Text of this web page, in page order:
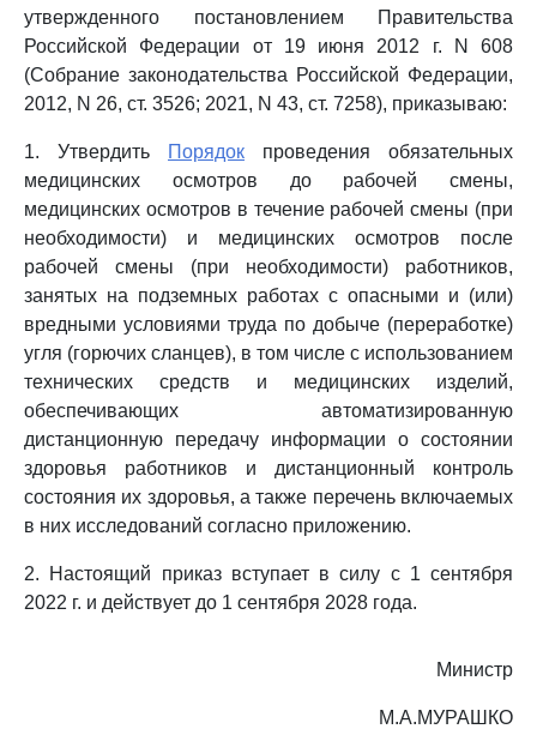
утвержденного постановлением Правительства
Российской Федерации от 19 июня 2012 г. N 608
(Собрание законодательства Российской Федерации,
2012, N 26, ст. 3526; 2021, N 43, ст. 7258), приказываю:
1. Утвердить Порядок проведения обязательных
медицинских осмотров до рабочей смены,
медицинских осмотров в течение рабочей смены (при
необходимости) и медицинских осмотров после
рабочей смены (при необходимости) работников,
занятых на подземных работах с опасными и (или)
вредными условиями труда по добыче (переработке)
угля (горючих сланцев), в том числе с использованием
технических средств и медицинских изделий,
обеспечивающих автоматизированную
дистанционную передачу информации о состоянии
здоровья работников и дистанционный контроль
состояния их здоровья, а также перечень включаемых
в них исследований согласно приложению.
2. Настоящий приказ вступает в силу с 1 сентября
2022 г. и действует до 1 сентября 2028 года.
Министр
М.А.МУРАШКО